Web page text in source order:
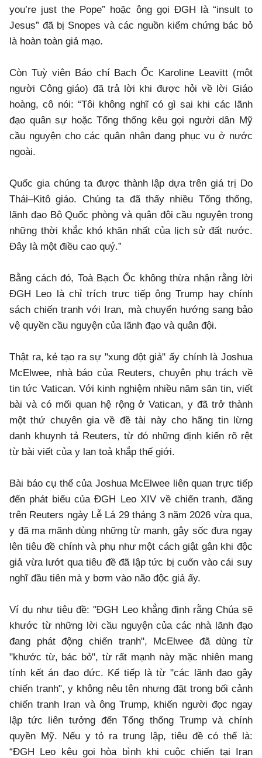
you’re just the Pope” hoặc ông gọi ĐGH là “insult to
Jesus” đã bị Snopes và các nguồn kiểm chứng bác bỏ
là hoàn toàn giả mạo.
Còn Tuỳ viên Báo chí Bạch Ốc Karoline Leavitt (một
người Công giáo) đã trả lời khi được hỏi về lời Giáo
hoàng, cô nói: “Tôi không nghĩ có gì sai khi các lãnh
đạo quân sự hoặc Tổng thống kêu gọi người dân Mỹ
cầu nguyện cho các quân nhân đang phục vụ ở nước
ngoài.
Quốc gia chúng ta được thành lập dựa trên giá trị Do
Thái–Kitô giáo. Chúng ta đã thấy nhiều Tổng thống,
lãnh đạo Bộ Quốc phòng và quân đội cầu nguyện trong
những thời khắc khó khăn nhất của lịch sử đất nước.
Đây là một điều cao quý.”
Bằng cách đó, Toà Bạch Ốc không thừa nhận rằng lời
ĐGH Leo là chỉ trích trực tiếp ông Trump hay chính
sách chiến tranh với Iran, mà chuyển hướng sang bảo
vệ quyền cầu nguyện của lãnh đạo và quân đội.
Thật ra, kẻ tạo ra sự "xung đột giả" ấy chính là Joshua
McElwee, nhà báo của Reuters, chuyên phụ trách về
tin tức Vatican. Với kinh nghiệm nhiều năm săn tin, viết
bài và có mối quan hệ rộng ở Vatican, y đã trở thành
một thứ chuyên gia về đề tài này cho hãng tin lừng
danh khuynh tả Reuters, từ đó những định kiến rõ rệt
từ bài viết của y lan toả khắp thế giới.
Bài báo cụ thể của Joshua McElwee liên quan trực tiếp
đến phát biểu của ĐGH Leo XIV về chiến tranh, đăng
trên Reuters ngày Lễ Lá 29 tháng 3 năm 2026 vừa qua,
y đã ma mãnh dùng những từ mạnh, gây sốc đưa ngay
lên tiêu đề chính và phụ như một cách giật gân khi độc
giả vừa lướt qua tiêu đề đã lập tức bị cuốn vào cái suy
nghĩ đầu tiên mà y bơm vào não độc giả ấy.
Ví dụ như tiêu đề: "ĐGH Leo khẳng định rằng Chúa sẽ
khước từ những lời cầu nguyện của các nhà lãnh đạo
đang phát động chiến tranh", McElwee đã dùng từ
"khước từ, bác bỏ", từ rất mạnh này mặc nhiên mang
tính kết án đạo đức. Kế tiếp là từ "các lãnh đạo gây
chiến tranh", y không nêu tên nhưng đặt trong bối cảnh
chiến tranh Iran và ông Trump, khiến người đọc ngay
lập tức liên tưởng đến Tổng thống Trump và chính
quyền Mỹ. Nếu y tỏ ra trung lập, tiêu đề có thể là:
“ĐGH Leo kêu gọi hòa bình khi cuộc chiến tại Iran